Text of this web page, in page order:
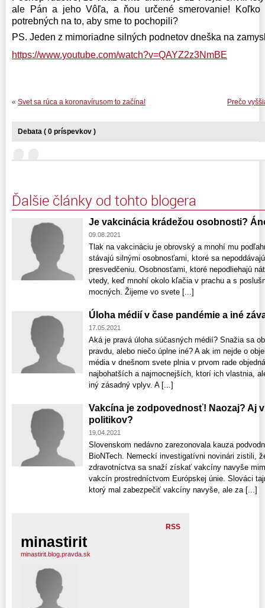
ale Pán a jeho Vôľa, a ňou určené smerovanie! Koľko
potrebných na to, aby sme to pochopili?
PS. Jeden z mimoriadne silných podnetov dneška na
https://www.youtube.com/watch?v=QAYZ2z3NmBE
Prečo
« Svet sa rúca a koronavírusom to začína!
Debata ( 0 príspevkov )
Ďalšie články od tohto blogera
Je vakcinácia krádežou osobnosti?
09.08.2021
Tlak na vakcináciu je obrovský a mnohí mu
stávajú silnými osobnosťami, ktoré sa
presvedčeniu. Osobnosťami, ktoré nepodliehajú
vtedy, keď mnohí okolo kľačia v prachu a s
mocných. Žijeme vo svete [...]
Úloha médií v čase pandémie a iné
17.05.2021
Aká je pravá úloha súčasných médií? Snažia sa
pravdu, alebo niečo úplne iné? A ak im nejde o
média v dnešnom svete plnia v prvom rade
najbohatších a najmocnejších, ktorí ich vlastnia,
iný zásadný vplyv. A [...]
Vakcína je zodpovednosť! Naozaj? Aj
politikov?
19.04.2021
Slovenskom nedávno zarezonovala kauza
BioNTech. Nemeckí investigatívni novinári zistili,
zdravotníctva sa snaží získať vakcíny navyše
vakcín prostredníctvom Európskej únie. Slováci
ktorý mal zabezpečiť vakcíny navyše, ale za [...]
RSS
minastirit
minastirit.blog.pravda.sk